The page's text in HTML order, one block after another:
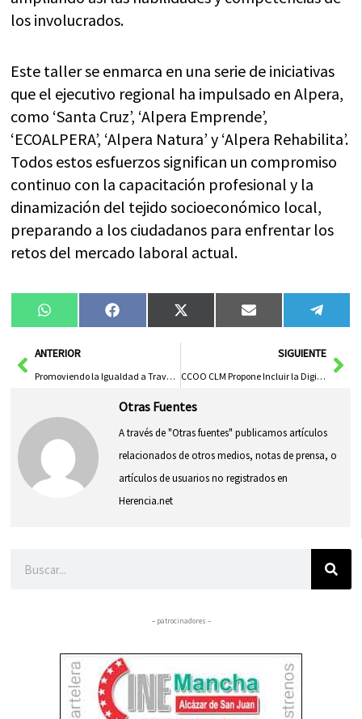
los involucrados.
Este taller se enmarca en una serie de iniciativas
que el ejecutivo regional ha impulsado en Alpera,
como ‘Santa Cruz’, ‘Alpera Emprende’,
‘ECOALPERA’, ‘Alpera Natura’ y ‘Alpera Rehabilita’.
Todos estos esfuerzos significan un compromiso
continuo con la capacitación profesional y la
dinamización del tejido socioeconómico local,
preparando a los ciudadanos para enfrentar los
retos del mercado laboral actual.
Compartir
en
WhatsAppCompartir
en
FacebookCompartir
en
X
(Twitter)
Compartir
en
Email
en
AntANTERIOR
Promoviendo la Igualdad a Través de Actividades Educativas Desde Temprana Edad
SIGUIENTE
CCOO CLM Propone Incluir la Digitalización en los Acuerdos de Negociación Colectiva
Otras Fuentes
A través de "Otras fuentes" publicamos artículos
relacionados de otros medios, notas de prensa, o
artículos de usuarios no registrados en
Herencia.net
– patrocinadores –